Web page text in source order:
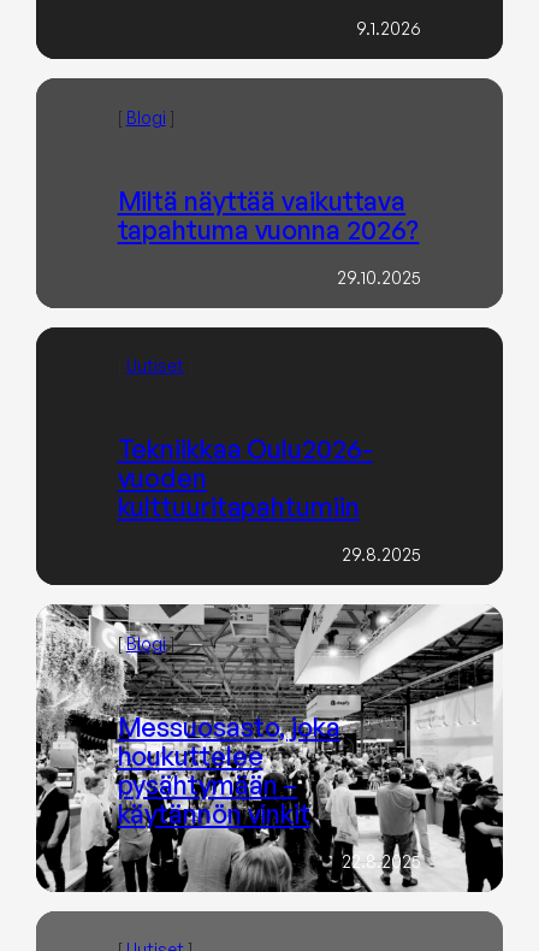
9.1.2026
[ Blogi ]
Miltä näyttää vaikuttava
tapahtuma vuonna 2026?
29.10.2025
Uutiset]
Tekniikkaa Oulu2026-
vuoden
kulttuuritapahtumiin
29.8.2025
[Blogi]
Messuosasto, joka
houkuttelee
pysähtymään –
käytännön vinkit
22.8.2025